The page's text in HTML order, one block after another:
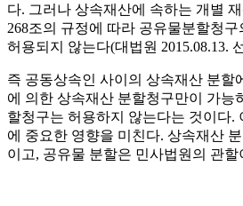
다. 그러나 상속재산에 속하는 개별
268조의 규정에 따라 공유물분할청
허용되지 않는다(대법원 2015.08.13.
즉 공동상속인 사이의 상속재산 분할
에 의한 상속재산 분할청구만이 가능
할청구는 허용하지 않는다는 것이다.
에 중요한 영향을 미친다. 상속재산
이고, 공유물 분할은 민사법원의 관할